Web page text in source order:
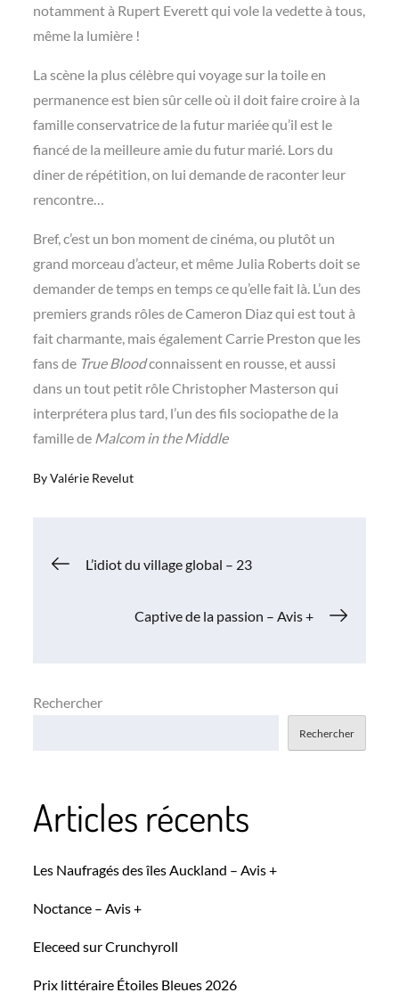
notamment à Rupert Everett qui vole la vedette à tous,
même la lumière !
La scène la plus célèbre qui voyage sur la toile en
permanence est bien sûr celle où il doit faire croire à la
famille conservatrice de la futur mariée qu’il est le
fiancé de la meilleure amie du futur marié. Lors du
diner de répétition, on lui demande de raconter leur
rencontre…
Bref, c’est un bon moment de cinéma, ou plutôt un
grand morceau d’acteur, et même Julia Roberts doit se
demander de temps en temps ce qu’elle fait là. L’un des
premiers grands rôles de Cameron Diaz qui est tout à
fait charmante, mais également Carrie Preston que les
fans de True Bloodconnaissent en rousse, et aussi
dans un tout petit rôle Christopher Masterson qui
interprétera plus tard, l’un des fils sociopathe de la
famille de Malcom in the Middle
ByValérie Revelut
Navigation
L’idiot du village global – 23
Captive de la passion – Avis +
Rechercher
Rechercher
Articles récents
Les Naufragés des îles Auckland – Avis +
Noctance – Avis +
Eleceed sur Crunchyroll
Prix littéraire Étoiles Bleues 2026